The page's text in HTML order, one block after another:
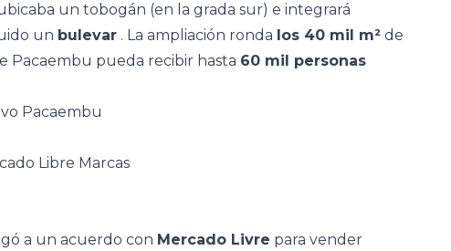
un tobogán (en la grada sur) e integrará
un bulevar . La ampliación ronda los 40 mil m² de
Pacaembu pueda recibir hasta 60 mil personas
Pacaembu
a un acuerdo con Mercado Livre para vender